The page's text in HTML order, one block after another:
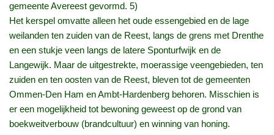
gemeente Avereest gevormd. 5)
Het kerspel omvatte alleen het oude essengebied en de lage
weilanden ten zuiden van de Reest, langs de grens met Drenthe
en een stukje veen langs de latere Sponturfwijk en de
Langewijk. Maar de uitgestrekte, moerassige veengebieden, ten
zuiden en ten oosten van de Reest, bleven tot de gemeenten
Ommen-Den Ham en Ambt-Hardenberg behoren. Misschien is
er een mogelijkheid tot bewoning geweest op de grond van
boekweitverbouw (brandcultuur) en winning van honing.